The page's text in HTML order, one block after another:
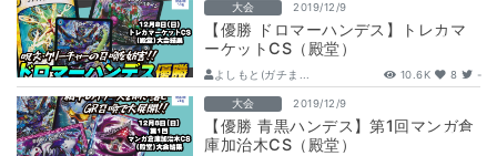
大会 2019/12/9
【優勝 ドロマーハンデス】トレカマ
ーケットCS（殿堂）
よしもと(ガチま... 10.6K 8 -
大会 2019/12/9
【優勝 青黒ハンデス】第1回マンガ倉
庫加治木CS（殿堂）